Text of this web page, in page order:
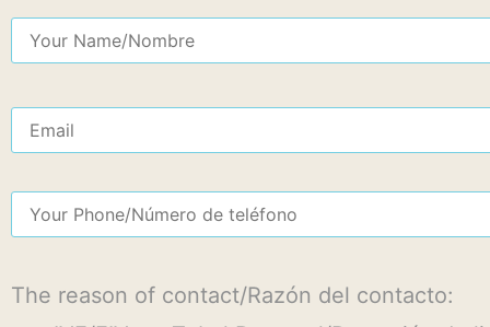
The reason of contact/Razón del contacto: